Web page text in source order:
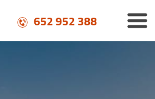
652 952 388